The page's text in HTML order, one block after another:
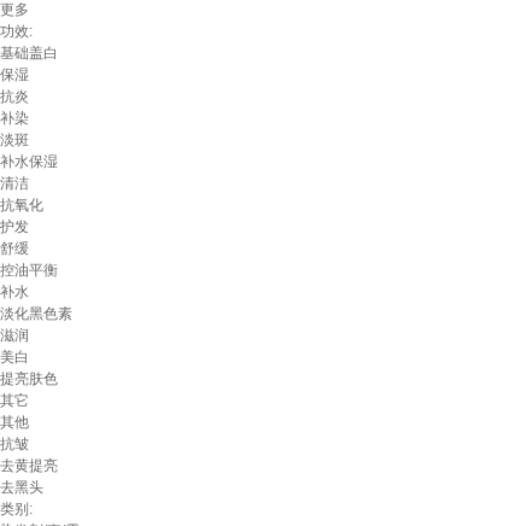
更多
功效:
基础盖白
保湿
抗炎
补染
淡斑
补水保湿
清洁
抗氧化
护发
舒缓
控油平衡
补水
淡化黑色素
滋润
美白
提亮肤色
其它
其他
抗皱
去黄提亮
去黑头
类别: